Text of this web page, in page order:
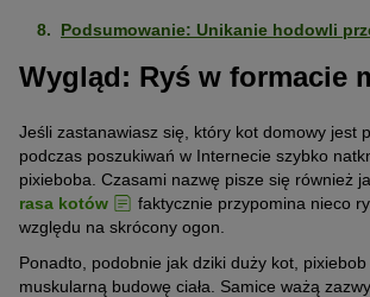
Podsumowanie: Unikanie hodowli
Wygląd: Ryś w formacie
Jeśli zastanawiasz się, który kot domowy jest
podczas poszukiwań w Internecie szybko
pixieboba. Czasami nazwę pisze się również
rasa kotów
faktycznie przypomina nieco
względu na skrócony ogon.
Ponadto, podobnie jak dziki duży kot,
muskularną budowę ciała. Samice ważą